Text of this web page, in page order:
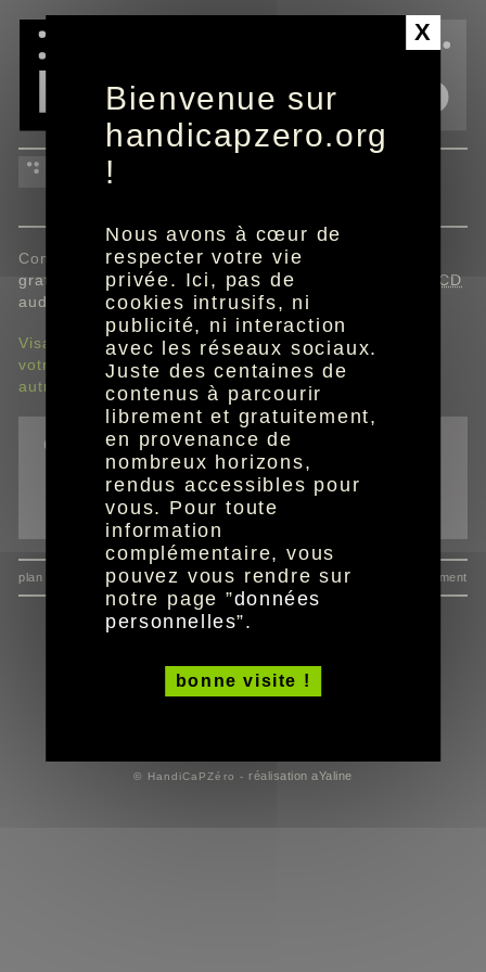
documents Immobilière
Consultez en ligne et/ou demandez à recevoir
gratuitement l'édition braille, caractères agrandis ou
CD
audio des documents ci-dessous.
Visages
votre livret d'accueil
autres documents
outils
imprimer la page
envoyer à un ami
plan du site données personnelles mentions consentement
© HandiCaPZéro - réalisation aYaline
X
Bienvenue sur
handicapzero.org
!
Nous avons à cœur de
respecter votre vie
privée. Ici, pas de
cookies intrusifs, ni
publicité, ni interaction
avec les réseaux sociaux.
Juste des centaines de
contenus à parcourir
librement et gratuitement,
en provenance de
nombreux horizons,
rendus accessibles pour
vous. Pour toute
information
complémentaire, vous
pouvez vous rendre sur
notre page ”données
personnelles”.
bonne visite !